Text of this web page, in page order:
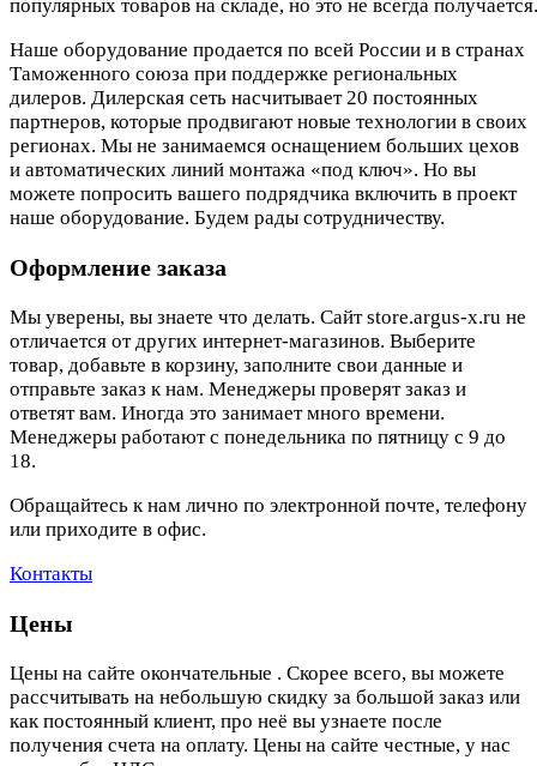
популярных товаров на складе, но это не всегда
Наше оборудование продается по всей России и в странах
Таможенного союза при поддержке региональных
дилеров. Дилерская сеть насчитывает 20 постоянных
партнеров, которые продвигают новые технологии в своих
регионах. Мы не занимаемся оснащением больших цехов
и автоматических линий монтажа «под ключ». Но вы
можете попросить вашего подрядчика включить в проект
наше оборудование. Будем рады сотрудничеству.
Оформление заказа
Мы уверены, вы знаете что делать. Сайт store.argus-x.ru не
отличается от других интернет-магазинов. Выберите
товар, добавьте в корзину, заполните свои данные и
отправьте заказ к нам. Менеджеры проверят заказ и
ответят вам. Иногда это занимает много времени.
Менеджеры работают с понедельника по пятницу с 9 до
18.
Обращайтесь к нам лично по электронной почте, телефону
или приходите в офис.
Контакты
Цены
Цены на сайте окончательные . Скорее всего, вы можете
рассчитывать на небольшую скидку за большой заказ или
как постоянный клиент, про неё вы узнаете после
получения счета на оплату. Цены на сайте честные, у нас